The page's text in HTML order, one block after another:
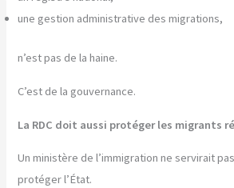
une gestion administrative des migrations,
n’est pas de la haine.
C’est de la gouvernance.
La RDC doit aussi protéger les migrants
Un ministère de l’immigration ne servirait
protéger l’État.